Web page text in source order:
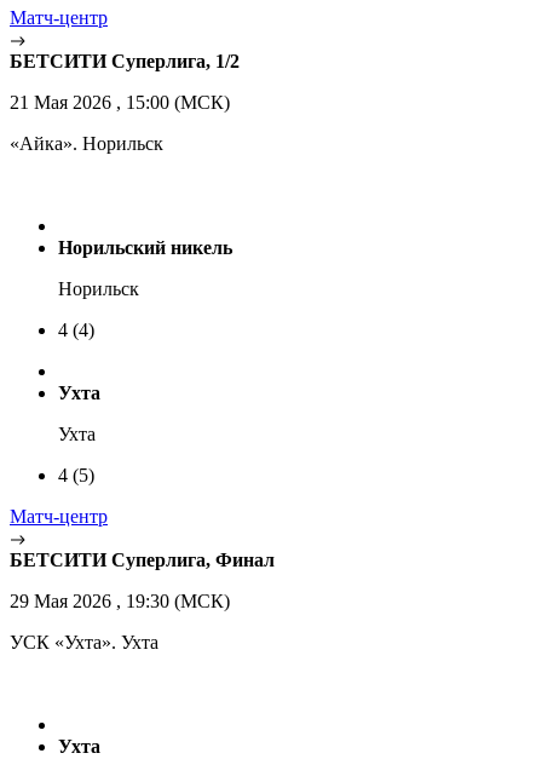
Матч-центр
БЕТСИТИ Суперлига, 1/2
21 Мая 2026 , 15:00 (МСК)
«Айка». Норильск
Норильский никель
Норильск
4 (4)
Ухта
Ухта
4 (5)
Матч-центр
БЕТСИТИ Суперлига, Финал
29 Мая 2026 , 19:30 (МСК)
УСК «Ухта». Ухта
Ухта